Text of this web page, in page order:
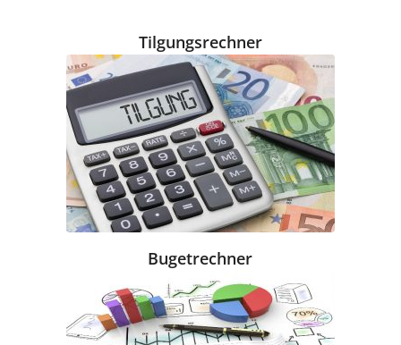
Tilgungsrechner
Bugetrechner